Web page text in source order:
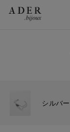
シルバー